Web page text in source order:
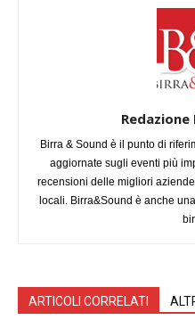
Birra & Sound è il punto di
aggiornate sugli eventi più
recensioni delle migliori
locali. Birra&Sound è anche
ARTICOLI CORRELATI